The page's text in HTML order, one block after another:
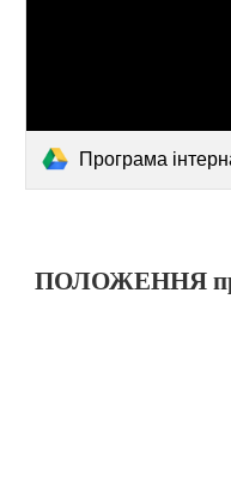
Програма
ПОЛОЖЕННЯ